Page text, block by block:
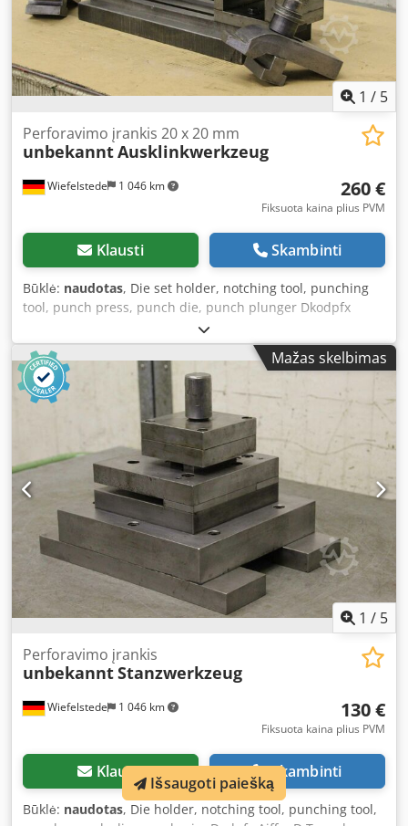
1 / 5
Wiefelstede 1 046 km
Perforavimo įrankis 20 x 20 mm
unbekanntAusklinkwerkzeug
260 €
Fiksuota kaina plius PVM
Klausti Skambinti
Būklė: naudotas, Die set holder, notching tool, punching
tool, punch press, punch die, punch plunger Dkodpfx
Aofdkgyjcqjr - Corner notching tool: double-sided
punching - Adjustable material width: approx. 200 to 440
mm - Punching dimension: approx. 20 x 20 mm, see photo
- Mounting: Ø 50 mm - Dimensions: 610/245/H380 mm -
Weight: 122 kg
Mažas skelbimas
1 / 5
Wiefelstede 1 046 km
Perforavimo įrankis
unbekanntStanzwerkzeug
130 €
Fiksuota kaina plius PVM
Klausti Skambinti
Būklė: naudotas, Die holder, notching tool, punching tool,
Išsaugoti paiešką